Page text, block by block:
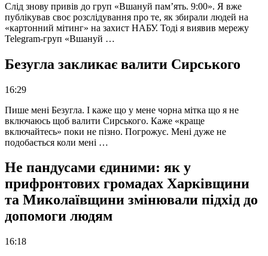
Слід знову привів до груп «Вшануй пам’ять. 9:00». Я вже
публікував своє розслідування про те, як збирали людей на
«картонний мітинг» на захист НАБУ. Тоді я виявив мережу
Telegram-груп «Вшануй …
Безугла закликає валити Сирського
16:29
Пише мені Безугла. І каже що у мене чорна мітка що я не
включаюсь щоб валити Сирського. Каже «краще
включайтесь» поки не пізно. Погрожує. Мені дуже не
подобається коли мені …
Не пандусами єдиними: як у
прифронтових громадах Харківщини
та Миколаївщини змінювали підхід до
допомоги людям
16:18